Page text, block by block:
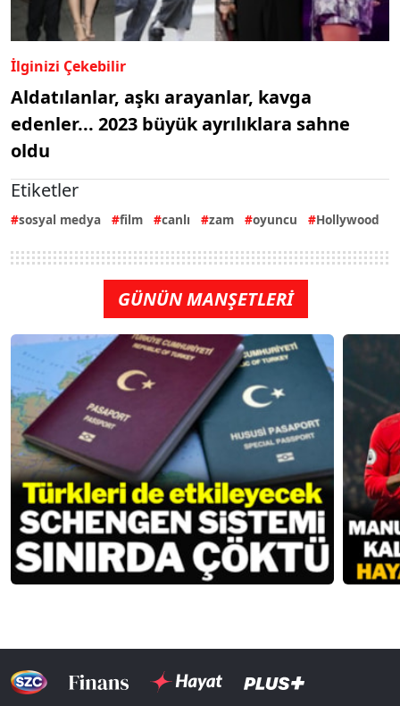
İlginizi Çekebilir
Aldatılanlar, aşkı arayanlar, kavga
edenler... 2023 büyük ayrılıklara sahne
oldu
Etiketler
sosyal medya film canlı zam oyuncu Hollywood
GÜNÜN MANŞETLERİ